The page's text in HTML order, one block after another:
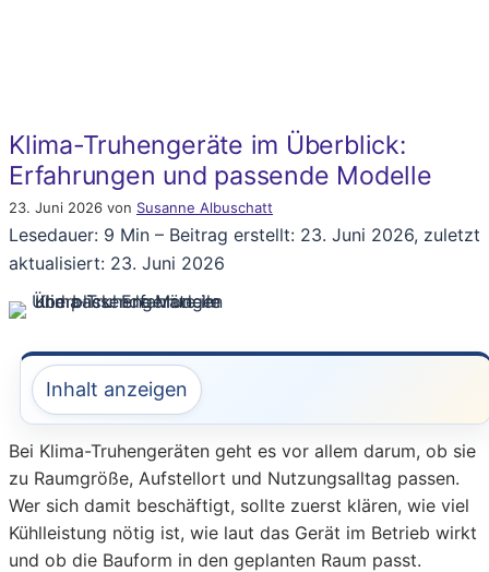
Klima-Truhengeräte im Überblick:
Erfahrungen und passende Modelle
23. Juni 2026 von Susanne Albuschatt
Lesedauer: 9 Min – Beitrag erstellt: 23. Juni 2026, zuletzt
aktualisiert: 23. Juni 2026
Inhalt anzeigen
Bei Klima-Truhengeräten geht es vor allem darum, ob sie
zu Raumgröße, Aufstellort und Nutzungsalltag passen.
Wer sich damit beschäftigt, sollte zuerst klären, wie viel
Kühlleistung nötig ist, wie laut das Gerät im Betrieb wirkt
und ob die Bauform in den geplanten Raum passt.